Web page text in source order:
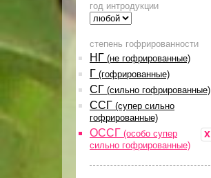
год интродукции
степень гофрированности
НГ (не гофрированные)
Г (гофрированные)
СГ (сильно гофрированные)
ССГ (супер сильно
гофрированные)
x
ОССГ (особо супер
сильно гофрированные)